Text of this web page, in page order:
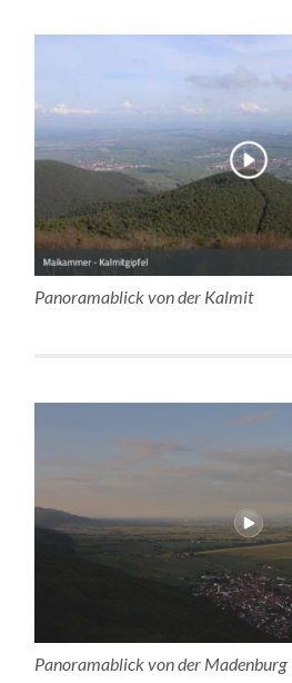
Panoramablick von der Kalmit
Panoramablick von der Madenburg